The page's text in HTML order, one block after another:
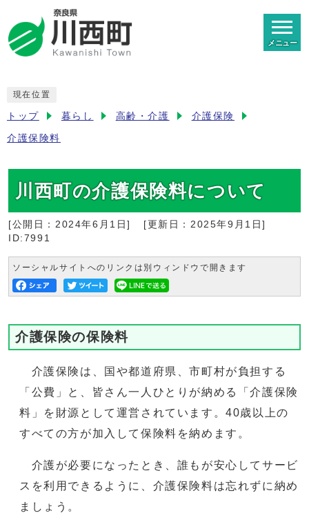
メニュー
現在位置
トップ 暮らし 高齢・介護 介護保険
介護保険料
川西町の介護保険料について
[公開日： 2024年6月1日] [更新日： 2025年9月1日]
ID:7991
ソーシャルサイトへのリンクは別ウィンドウで開きます
介護保険の保険料
介護保険は、国や都道府県、市町村が負担する
「公費」と、皆さん一人ひとりが納める「介護保険
料」を財源として運営されています。40歳以上の
すべての方が加入して保険料を納めます。
介護が必要になったとき、誰もが安心してサービ
スを利用できるように、介護保険料は忘れずに納め
ましょう。